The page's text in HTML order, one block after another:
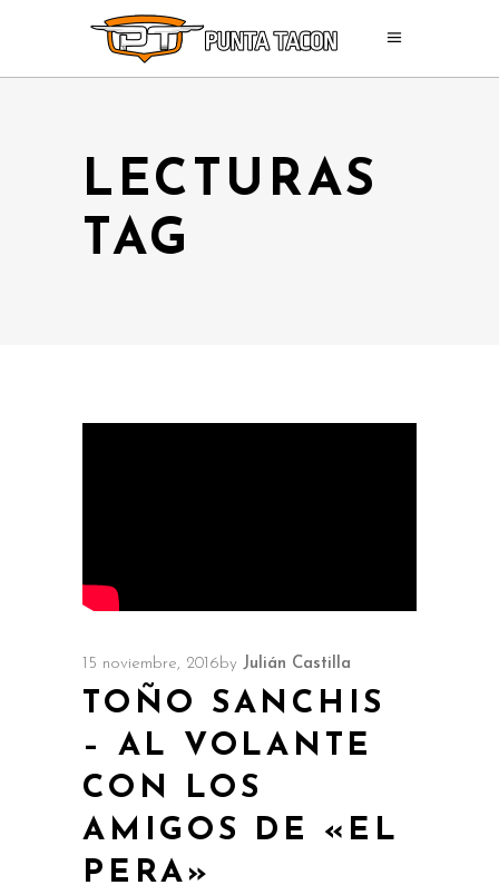
LECTURAS
TAG
15 noviembre, 2016 by Julián Castilla
TOÑO SANCHIS
– AL VOLANTE
CON LOS
AMIGOS DE «EL
PERA»